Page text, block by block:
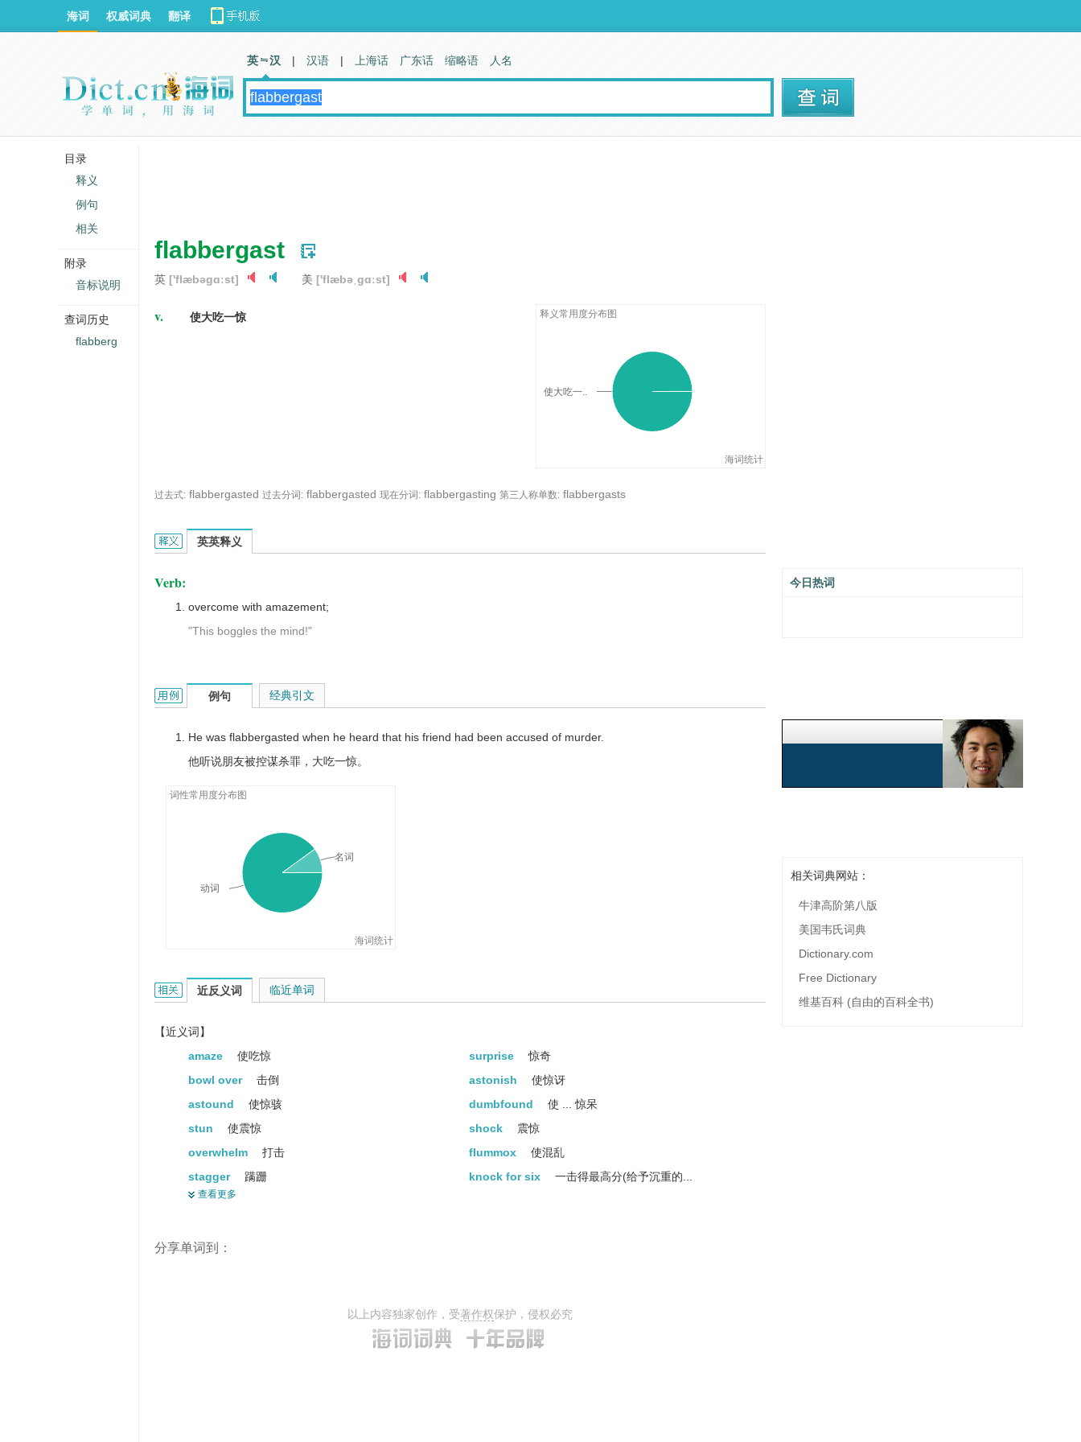
flabbergast
英 ['flæbəgɑːst] 美 ['flæbəˌgɑːst]
v. 使大吃一惊 释义常用度分布图
海词统计
使大吃一..
过去式: flabbergasted 过去分词: flabbergasted 现在分词: flabbergasting 第三人称单数: flabbergasts
flabbergast的英文翻译是什么意思，词典释义与在线翻译：
英英释义
Verb:
overcome with amazement;
"This boggles the mind!"
flabbergast的用法和样例：
例句
He was flabbergasted when he heard that his friend had been accused of murder.
他听说朋友被控谋杀罪，大吃一惊。
词性常用度分布图
海词统计
动词
名词
经典引文
flabbergast的相关资料：
近反义词
【近义词】
amaze
使吃惊 surprise
惊奇
bowl over
击倒 astonish
使惊讶
astound
使惊骇 dumbfound
使 ... 惊呆
stun
使震惊 shock
震惊
overwhelm
打击 flummox
使混乱
stagger
蹒跚 knock for six
一击得最高分(给予沉重的...
boggle
查看更多
临近单词
分享单词到：
以上内容独家创作，受著作权保护，侵权必究
今日热词
相关词典网站：
牛津高阶第八版
美国韦氏词典
Dictionary.com
Free Dictionary
维基百科 (自由的百科全书)
海词 权威词典 翻译
英 汉 | 汉语 | 上海话 广东话 缩略语 人名
目录
释义
例句
相关
附录
音标说明
查词历史
flabberg